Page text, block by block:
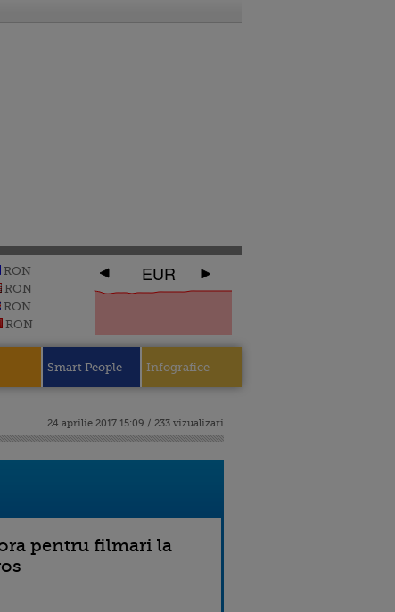
RON
RON
RON
RON
EUR
Smart People Infografice
24 aprilie 2017 15:09 / 233 vizualizari
pentru filmari la